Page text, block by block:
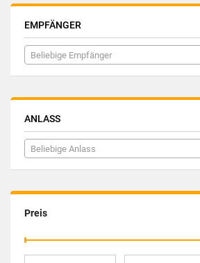
EMPFÄNGER
Beliebige Empfänger
ANLASS
Beliebige Anlass
Preis